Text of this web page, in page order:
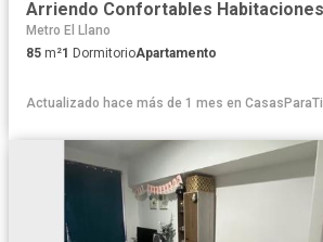
Metro El Llano
85 m²1 DormitorioApartamento
Actualizado hace más de 1 mes en CasasParaTi